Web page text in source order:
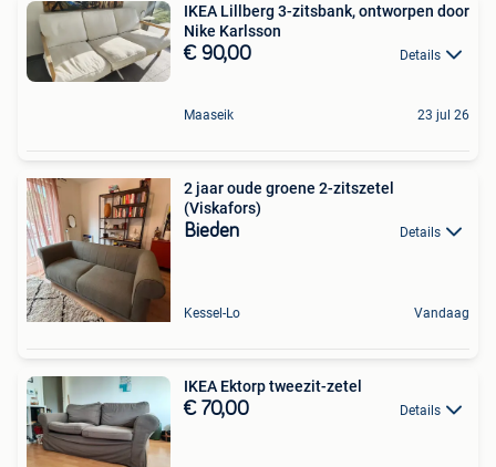
IKEA Lillberg 3-zitsbank, ontworpen door
Nike Karlsson
€ 90,00 Details
Maaseik 23 jul 26
2 jaar oude groene 2-zitszetel
(Viskafors)
Bieden Details
Kessel-Lo Vandaag
IKEA Ektorp tweezit-zetel
€ 70,00 Details